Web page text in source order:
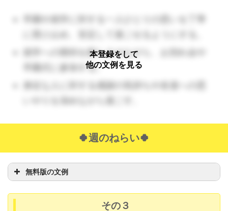
就学への期待を膨らませながら、お別れ会や
卒園式に参加する。
本登録をして
他の文例を見る
🍀週のねらい🍀
無料版の文例
その３